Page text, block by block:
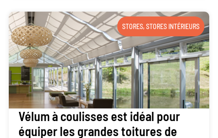
STORES,STORES INTÉRIEURS
Vélum à coulisses est idéal pour
équiper les grandes toitures de